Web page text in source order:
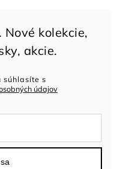
súhlasíte s
údajov